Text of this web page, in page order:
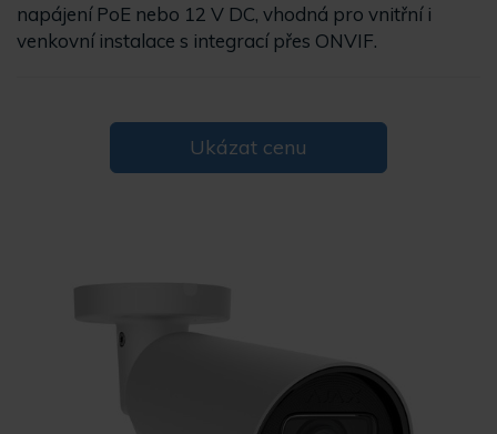
napájení PoE nebo 12 V DC, vhodná pro vnitřní i
venkovní instalace s integrací přes ONVIF.
Ukázat cenu